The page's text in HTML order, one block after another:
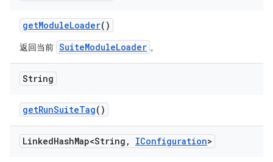
getModuleLoader()
返回当前 SuiteModuleLoader 。
String
getRunSuiteTag()
LinkedHashMap<String , IConfiguration>